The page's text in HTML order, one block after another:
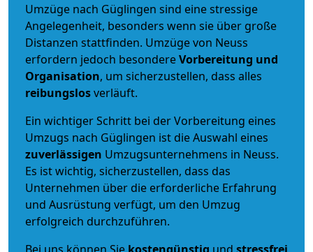
Umzüge nach Güglingen sind eine stressige
Angelegenheit, besonders wenn sie über große
Distanzen stattfinden. Umzüge von Neuss
erfordern jedoch besondereVorbereitung und
Organisation, um sicherzustellen, dass alles
reibungslosverläuft.
Ein wichtiger Schritt bei der Vorbereitung eines
Umzugs nach Güglingen ist die Auswahl eines
zuverlässigen Umzugsunternehmens in Neuss.
Es ist wichtig, sicherzustellen, dass das
Unternehmen über die erforderliche Erfahrung
und Ausrüstung verfügt, um den Umzug
erfolgreich durchzuführen.